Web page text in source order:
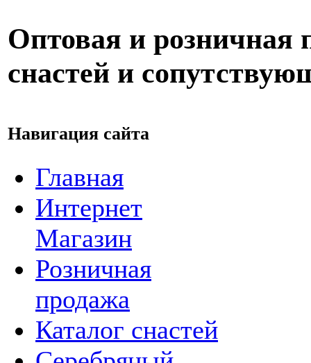
Оптовая и розничная
снастей и
Навигация сайта
Главная
Интернет
Магазин
Розничная
продажа
Каталог снастей